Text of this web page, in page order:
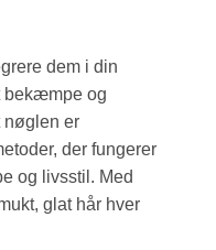
dem i din
bekæmpe og
nøglen er
der fungerer
og livsstil. Med
glat hår hver